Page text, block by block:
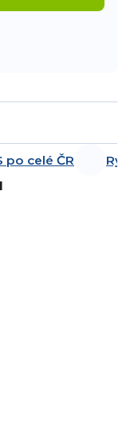
po celé ČR